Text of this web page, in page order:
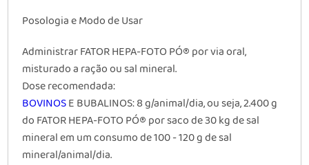
Posologia e Modo de Usar
Administrar FATOR HEPA-FOTO PÓ® por via oral,
misturado a ração ou sal mineral.
Dose recomendada:
BOVINOSE BUBALINOS: 8 g/animal/dia, ou seja, 2.400 g
do FATOR HEPA-FOTO PÓ® por saco de 30 kg de sal
mineral em um consumo de 100 - 120 g de sal
mineral/animal/dia.